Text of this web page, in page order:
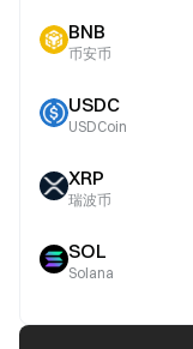
BNB
币安币
USDC
USDCoin
XRP
瑞波币
SOL
Solana